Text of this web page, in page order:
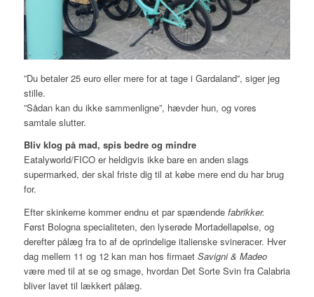
”Du betaler 25 euro eller mere for at tage i Gardaland”, siger jeg
stille.
”Sådan kan du ikke sammenligne”, hævder hun, og vores
samtale slutter.
Bliv klog på mad, spis bedre og mindre
Eatalyworld/FICO er heldigvis ikke bare en anden slags
supermarked, der skal friste dig til at købe mere end du har brug
for.
Efter skinkerne kommer endnu et par spændende fabrikker.
Først Bologna specialiteten, den lyserøde Mortadellapølse, og
derefter pålæg fra to af de oprindelige italienske svineracer. Hver
dag mellem 11 og 12 kan man hos firmaet Savigni & Madeo
være med til at se og smage, hvordan Det Sorte Svin fra Calabria
bliver lavet til lækkert pålæg.